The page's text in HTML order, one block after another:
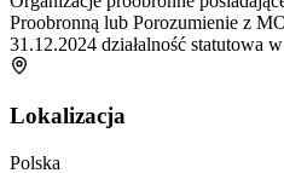
Proobronną lub Porozumienie z
31.12.2024 działalność statutowa
Lokalizacja
Polska